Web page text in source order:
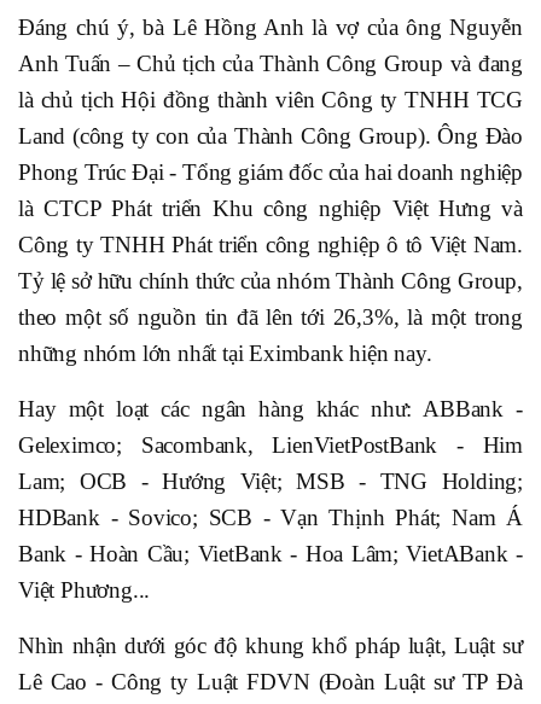
Đáng chú ý, bà Lê Hồng Anh là vợ của ông Nguyễn
Anh Tuấn – Chủ tịch của Thành Công Group và đang
là chủ tịch Hội đồng thành viên Công ty TNHH TCG
Land (công ty con của Thành Công Group). Ông Đào
Phong Trúc Đại - Tổng giám đốc của hai doanh nghiệp
là CTCP Phát triển Khu công nghiệp Việt Hưng và
Công ty TNHH Phát triển công nghiệp ô tô Việt Nam.
Tỷ lệ sở hữu chính thức của nhóm Thành Công Group,
theo một số nguồn tin đã lên tới 26,3%, là một trong
những nhóm lớn nhất tại Eximbank hiện nay.
Hay một loạt các ngân hàng khác như: ABBank -
Geleximco; Sacombank, LienVietPostBank - Him
Lam; OCB - Hướng Việt; MSB - TNG Holding;
HDBank - Sovico; SCB - Vạn Thịnh Phát; Nam Á
Bank - Hoàn Cầu; VietBank - Hoa Lâm; VietABank -
Việt Phương...
Nhìn nhận dưới góc độ khung khổ pháp luật, Luật sư
Lê Cao - Công ty Luật FDVN (Đoàn Luật sư TP Đà